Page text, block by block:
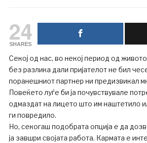
24
SHARES
Секој од нас, во некој период од
без разлика дали пријателот не бил
поранешниот партнер ни предизвикал
Повеќето луѓе би ја почувствувале
одмаздат на лицето што им наштетило
ги повредило.
Но, секогаш подобрата опција е да
ја завшри својата работа. Кармата е